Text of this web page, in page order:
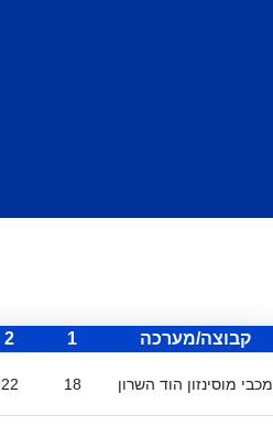
קבוצה/מערכה 1
2
מכבי מוסינזון הוד השרון 18
22